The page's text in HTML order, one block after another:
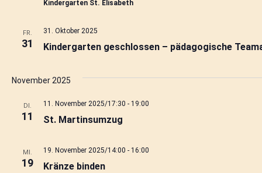
Kindergarten St. Elisabeth
FR.
31 Kindergarten geschlossen – pädagogische
31. Oktober 2025
November 2025
DI.
11 St. Martinsumzug
11. November 2025/17:30 - 19:00
MI.
19 Kränze binden
19. November 2025/14:00 - 16:00